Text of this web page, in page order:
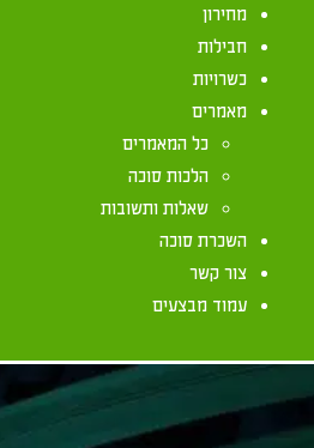
מחירון
חבילות
כשרויות
מאמרים
כל המאמרים
הלכות סוכה
שאלות ותשובות
השכרת סוכה
צור קשר
עמוד מבצעים
יש שהיו מפנים
הסוכה אינה להנאה